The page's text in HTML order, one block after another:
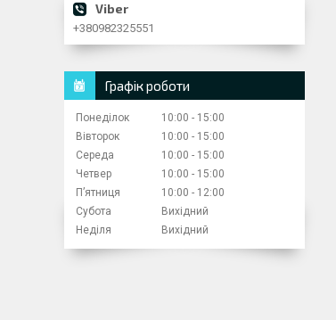
+380982325551
Графік роботи
Понеділок 10:00
15:00
Вівторок
10:00
15:00
Середа
10:00
15:00
Четвер
10:00
15:00
Пʼятниця
10:00
12:00
Субота
Вихідний
Неділя
Вихідний